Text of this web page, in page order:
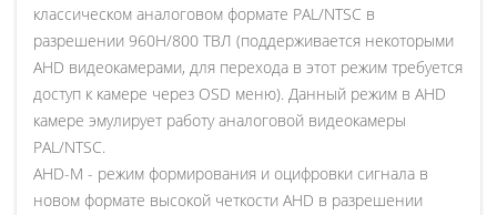
классическом аналоговом формате PAL/NTSC в
разрешении 960H/800 ТВЛ (поддерживается некоторыми
AHD видеокамерами, для перехода в этот режим требуется
доступ к камере через OSD меню). Данный режим в AHD
камере эмулирует работу аналоговой видеокамеры
PAL/NTSC.
AHD-M - режим формирования и оцифровки сигнала в
новом формате высокой четкости AHD в разрешении